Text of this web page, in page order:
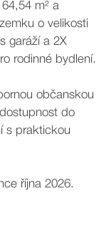
m² a
o velikosti
garáží a 2X
rodinné bydlení.
občanskou
do
s praktickou
října 2026.